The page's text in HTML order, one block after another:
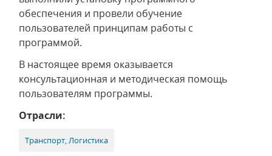
обеспечения и провели обучение
пользователей принципам работы с
программой.
В настоящее время оказывается
консультационная и методическая помощь
пользователям программы.
Отрасли:
Транспорт, Логистика